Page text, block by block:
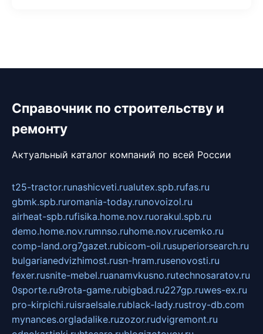
Справочник по строительству и
ремонту
Актуальный каталог компаний по всей России
t25-tractor.runashicveti.rualutex.spb.rufas.ru
gbmk.spb.ruromania-today.runovoizol.ru
airheat-spb.rufisika.home.nov.ruorakul.spb.ru
demo.home.nov.rumnso.ruhome.nov.rucemko.ru
comp-land.org7gazet.rubicom-oil.rusuperiorsearch.ru
bulgarianedvizhimost.rusn-hram.rusenovosti.ru
fexer.rusnite-mebel.ruanamvkusno.rutechnosaratov.ru
0sporte.ru9rota-game.rubigbad.ru227gp.ruwes-ex.ru
pro-kirpichi.ruisraelsale.rublack-lady.rustroy-db.com
mynances.orgladalike.ruzozor.rudvigremont.ru